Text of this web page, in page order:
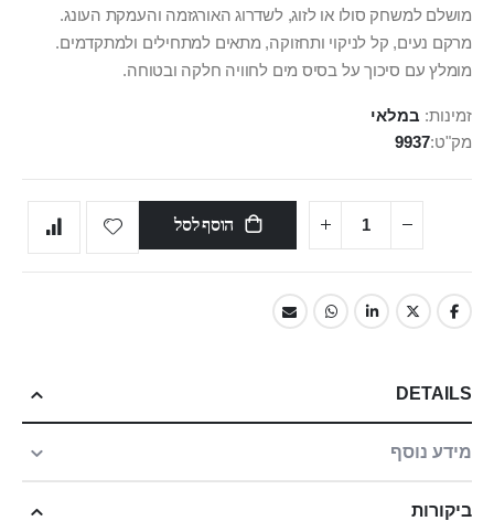
מושלם למשחק סולו או לזוג, לשדרוג האורגזמה והעמקת העונג.
מרקם נעים, קל לניקוי ותחזוקה, מתאים למתחילים ולמתקדמים.
מומלץ עם סיכוך על בסיס מים לחוויה חלקה ובטוחה.
זמינות: במלאי
מק"ט 9937
הוסף לסל
DETAILS
מידע נוסף
ביקורות